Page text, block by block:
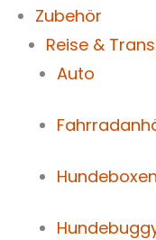
Zubehör
Reise &
Auto
Hundeboxen